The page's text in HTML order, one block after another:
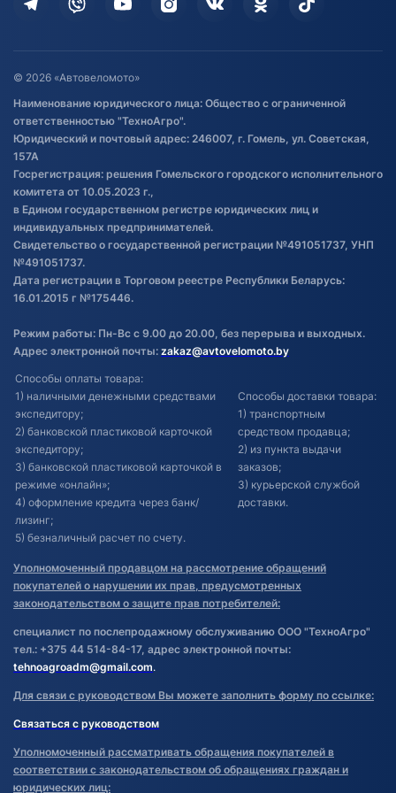
Дополнительные услуги
Оставить отзыв
Договор публичной оферты
Обработка файлов cookie
Постановка транспорта на учет
Обновления в ЭПТС 2024
© 2026 «Автовеломото»
Наименование юридического лица: Общество с ограниченной
ответственностью "ТехноАгро".
Юридический и почтовый адрес: 246007, г. Гомель, ул. Советская,
157А
Госрегистрация: решения Гомельского городского исполнительного
комитета от 10.05.2023 г.,
в Едином государственном регистре юридических лиц и
индивидуальных предпринимателей.
Свидетельство о государственной регистрации №491051737, УНП
№491051737.
Дата регистрации в Торговом реестре Республики Беларусь:
16.01.2015 г №175446.
Режим работы: Пн-Вс с 9.00 до 20.00, без перерыва и выходных.
Адрес электронной почты: zakaz@avtovelomoto.by
Способы оплаты товара:
1) наличными денежными средствами
экспедитору;
2) банковской пластиковой карточкой
экспедитору;
3) банковской пластиковой карточкой в
режиме «онлайн»;
4) оформление кредита через банк/
лизинг;
5) безналичный расчет по счету.
Способы доставки товара:
1) транспортным
средством продавца;
2) из пункта выдачи
заказов;
3) курьерской службой
доставки.
Уполномоченный продавцом на рассмотрение обращений
покупателей о нарушении их прав, предусмотренных
законодательством о защите прав потребителей:
специалист по послепродажному обслуживанию ООО "ТехноАгро"
тел.: +375 44 514-84-17, адрес электронной почты:
tehnoagroadm@gmail.com.
Для связи с руководством Вы можете заполнить форму по ссылке:
Связаться с руководством
Уполномоченный рассматривать обращения покупателей в
соответствии с законодательством об обращениях граждан и
юридических лиц: